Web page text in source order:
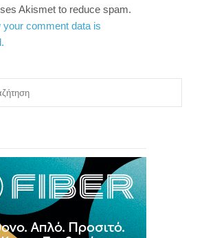
Akismet to reduce spam.
your comment data is